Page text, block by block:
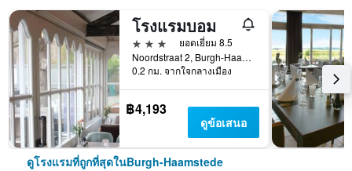
โรงแรมบอม
3 ดาว
ยอดเยี่ยม 8.5
Noordstraat 2, Burgh-Haamstede, ซีแลนด์, เนเธอร์แลนด์
0.2 กม. จากใจกลางเมือง
฿4,193
ดูข้อเสนอ
ดูโรงแรมที่ถูกที่สุดในBurgh-Haamstede